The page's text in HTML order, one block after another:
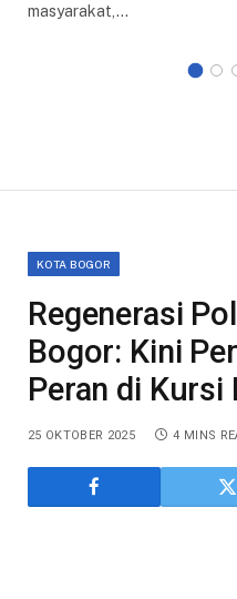
masyarakat,…
KOTA BOGOR
Regenerasi
Bogor: Kini
Peran di
25 OKTOBER 2025 4 MINS